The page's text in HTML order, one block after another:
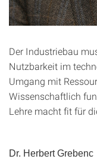
Der Industriebau
Nutzbarkeit im
Umgang mit
Wissenschaftlich
Lehre macht fit für
Dr. Herbert Grebenc